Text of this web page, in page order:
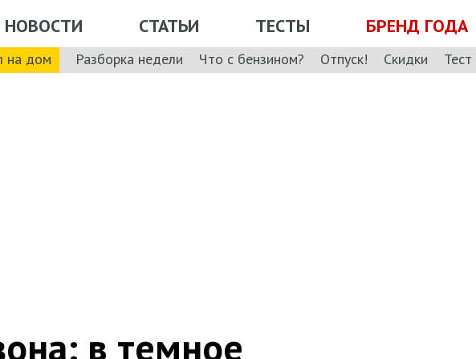
НОВОСТИ СТАТЬИ ТЕСТЫ БРЕНД ГОДА
на дом Разборка недели Что с бензином? Отпуск! Скидки
в темное